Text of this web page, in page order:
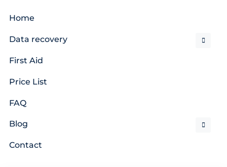
Home
Data recovery
First Aid
Price List
FAQ
Blog
Contact